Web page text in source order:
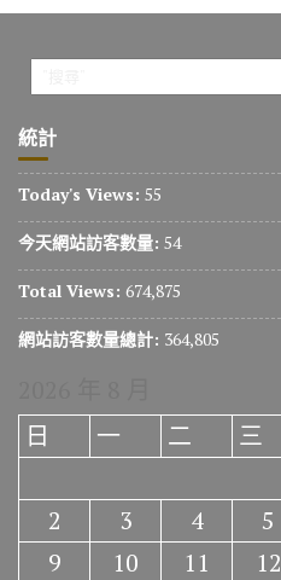
統計
Today's Views: 55
今天網站訪客數量: 54
Total Views: 674,875
網站訪客數量總計: 364,805
日
一 二 三
2
3 4 5
9
10 11 12